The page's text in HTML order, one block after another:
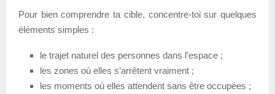
Pour bien comprendre ta cible, concentre-toi sur quelques
éléments simples :
le trajet naturel des personnes dans l’espace ;
les zones où elles s’arrêtent vraiment ;
les moments où elles attendent sans être occupées ;